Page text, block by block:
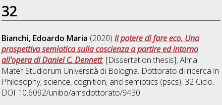
32
Bianchi, Edoardo Maria (2020)Il potere di fare eco. Una
prospettiva semiotica sulla coscienza a partire ed intorno
all'opera di Daniel C. Dennett, [Dissertation thesis], Alma
Mater Studiorum Università di Bologna. Dottorato di ricerca in
Philosophy, science, cognition, and semiotics (pscs), 32 Ciclo.
DOI 10.6092/unibo/amsdottorato/9430.